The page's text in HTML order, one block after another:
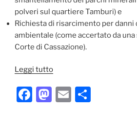
polveri sul quartiere Tamburi) e
Richiesta di risarcimento per danni
ambientale (come accertato da
Corte di Cassazione).
Leggi tutto“Taranto
l’inquinamento,
stabilita
F
M E